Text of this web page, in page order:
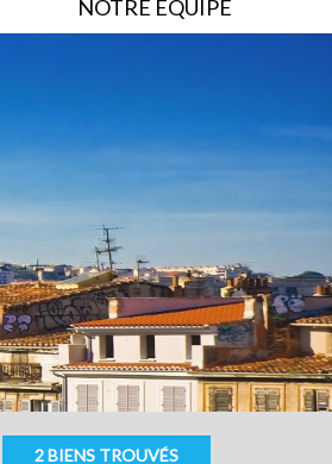
NOTRE ÉQUIPE
2 BIENS TROUVÉS